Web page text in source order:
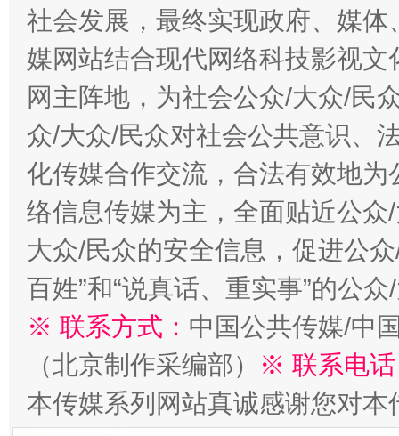
在谋一域中谋全局
今
社会发展，最终实现政府、媒
媒网站结合现代网络科技影视
网主阵地，为社会公众/大众/民
众/大众/民众对社会公共意识、
化传媒合作交流，合法有效地
络信息传媒为主，全面贴近公
大众/民众的安全信息，促进公
百姓”和“说真话、重实事”的公
※ 联系方式： 中国公共传媒/中
（北京制作采编部）
※ 联系电
本传媒系列网站真诚感谢您对